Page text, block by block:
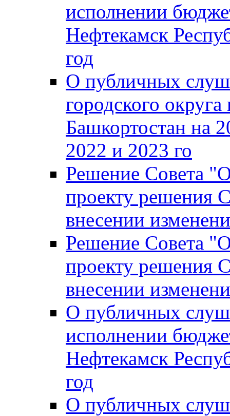
исполнении
Нефтекамск
год
О публичных
городского
Башкортостан на
2022 и 2023 го
Решение Совета
проекту решения
внесении
Решение Совета
проекту решения
внесении
О публичных
исполнении
Нефтекамск
год
О публичных